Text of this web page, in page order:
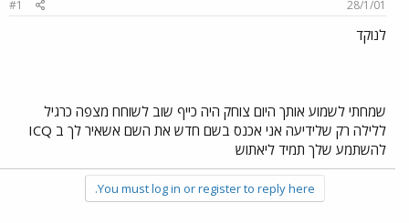
ש
א
28/1/01
#1
לנוקד
שמחתי לשמוע אותך היום צוחק היה כייף שוב לשוחח מצפה כרגיל
ללילה רק שלידיעה אני אכנס בשם חדש את השם אשאיר לך ב ICQ
להשתמע שלך תמיד ליאתוש
You must log in or register to reply here.